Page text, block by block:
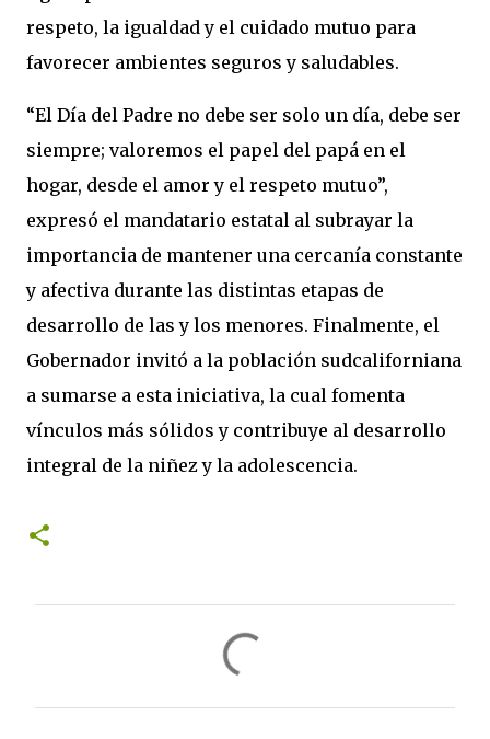
respeto, la igualdad y el cuidado mutuo para
favorecer ambientes seguros y saludables.
“El Día del Padre no debe ser solo un día, debe ser
siempre; valoremos el papel del papá en el
hogar, desde el amor y el respeto mutuo”,
expresó el mandatario estatal al subrayar la
importancia de mantener una cercanía constante
y afectiva durante las distintas etapas de
desarrollo de las y los menores. Finalmente, el
Gobernador invitó a la población sudcaliforniana
a sumarse a esta iniciativa, la cual fomenta
vínculos más sólidos y contribuye al desarrollo
integral de la niñez y la adolescencia.